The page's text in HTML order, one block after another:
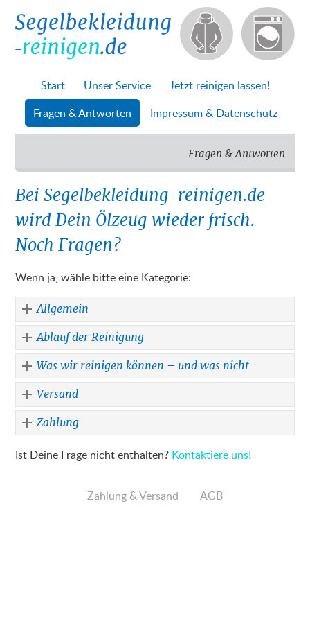
Start Unser Service
Jetzt reinigen lassen!
Fragen & Antworten
Impressum & Datenschutz
Fragen & Antworten
Bei Segelbekleidung-reinigen.de
wird Dein Ölzeug wieder frisch.
Noch Fragen?
Wenn ja, wähle bitte eine Kategorie:
Allgemein
Ablauf der Reinigung
Was wir reinigen können – und was nicht
Versand
Zahlung
Ist Deine Frage nicht enthalten? Kontaktiere uns!
Zahlung & Versand AGB